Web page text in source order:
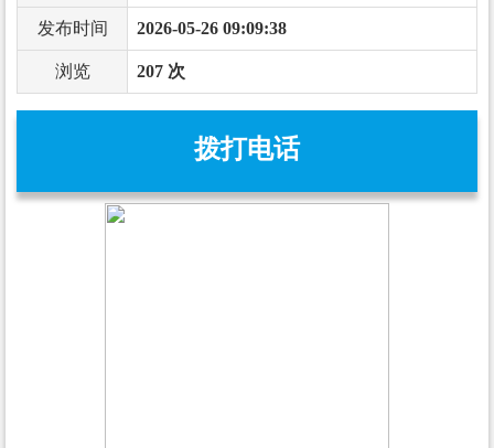
发布时间 2026-05-26 09:09:38
浏览 207 次
拨打电话